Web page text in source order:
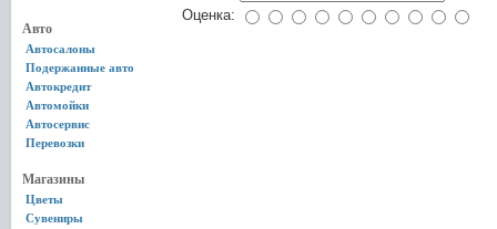
Авто
Автосалоны
Подержанные авто
Автокредит
Автомойки
Автосервис
Перевозки
Магазины
Цветы
Сувениры
Оценка: